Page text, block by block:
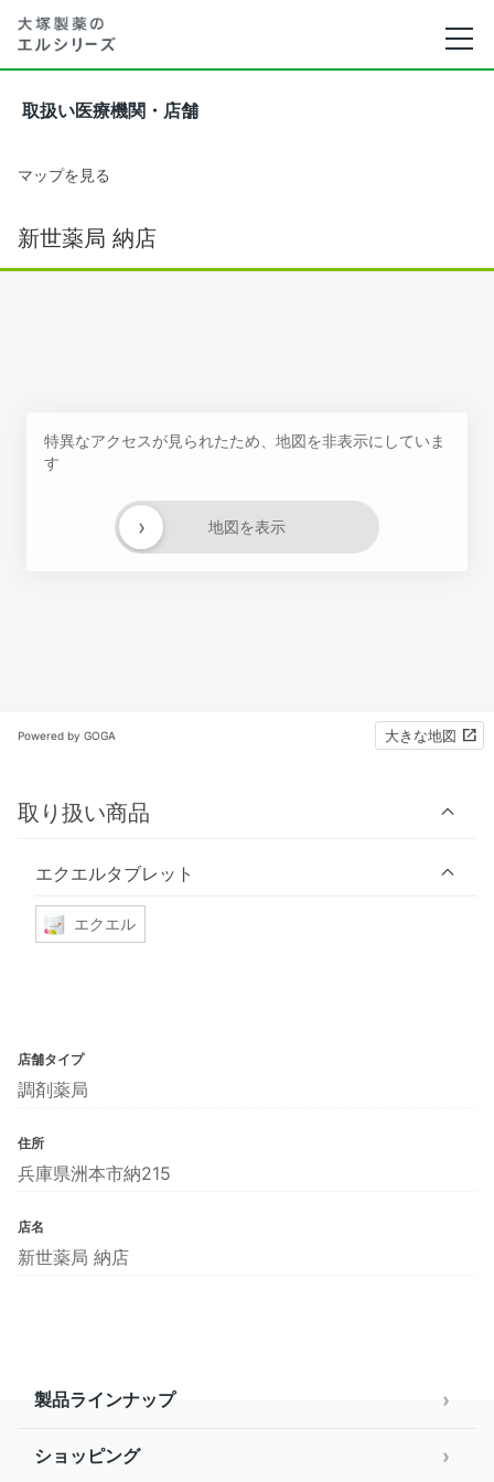
取扱い医療機関・店舗
マップを見る
新世薬局 納店
特異なアクセスが見られたため、地図を非表示にしていま
す
地図を表示
›
Powered by GOGA 大きな地図
取り扱い商品
エクエルタブレット
エクエル
店舗タイプ
調剤薬局
住所
兵庫県洲本市納215
店名
新世薬局 納店
製品ラインナップ
ショッピング